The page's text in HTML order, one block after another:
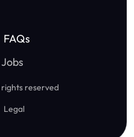
FAQs
Jobs
reserved
Legal